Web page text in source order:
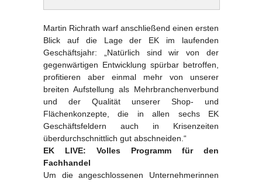
Martin Richrath warf anschließend einen ersten
Blick auf die Lage der EK im laufenden
Geschäftsjahr: „Natürlich sind wir von der
gegenwärtigen Entwicklung spürbar betroffen,
profitieren aber einmal mehr von unserer
breiten Aufstellung als Mehrbranchenverbund
und der Qualität unserer Shop- und
Flächenkonzepte, die in allen sechs EK
Geschäftsfeldern auch in Krisenzeiten
überdurchschnittlich gut abschneiden.“
EK LIVE: Volles Programm für den
Fachhandel
Um die angeschlossenen Unternehmerinnen